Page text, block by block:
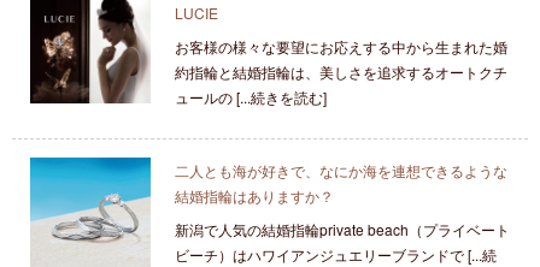
LUCIE
お客様の様々な要望にお応えする中から生まれた婚
約指輪と結婚指輪は、美しさを追求するオートクチ
ュールの [...続きを読む]
二人とも海が好きで、なにか海を連想できるような
結婚指輪はありますか？
新潟で人気の結婚指輪private beach（プライベート
ビーチ）はハワイアンジュエリーブランドで [...続